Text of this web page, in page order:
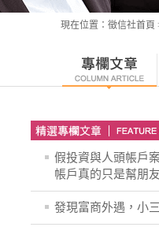
現在位置： 徵信社首頁
假投資與人頭帳戶
帳戶真的只是幫朋
發現富商外遇，小